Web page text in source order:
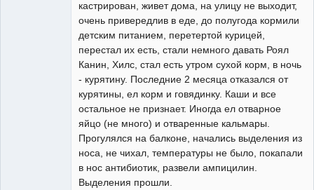
кастрирован, живет дома, на улицу не выходит,
очень привередлив в еде, до полугода кормили
детским питанием, перетертой курицей,
перестал их есть, стали немного давать Роял
Канин, Хилс, стал есть утром сухой корм, в ночь
- курятину. Последние 2 месяца отказался от
курятины, ел корм и говядинку. Каши и все
остальное не признает. Иногда ел отварное
яйцо (не много) и отваренные кальмары.
Прогулялся на балконе, начались выделения из
носа, не чихал, температуры не было, покапали
в нос антибиотик, развели ампицилин.
Выделения прошли.